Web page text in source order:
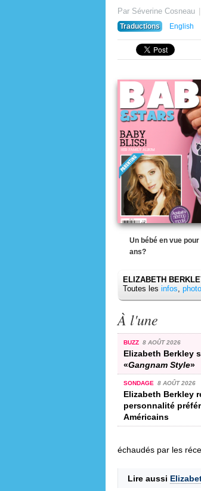
Par Séverine Cosneau
Traductions
English
Un bébé en vue
ans?
ELIZABETH
Toutes les infos,
À l'une
BUZZ 8 AOÛT 2026
Elizabeth Berkley
«Gangnam Style»
SONDAGE 8 AOÛT 2026
Elizabeth Berkley
personnalité
Américains
échaudés par les
Lire aussi